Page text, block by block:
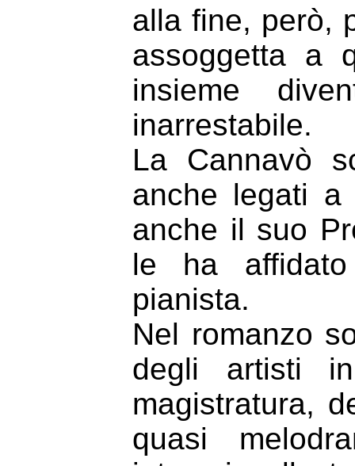
alla fine, però,
assoggetta a
insieme
inarrestabile.
La Cannavò
anche legati a
anche il suo
le ha
pianista.
Nel romanzo
degli artisti
magistratura,
quasi